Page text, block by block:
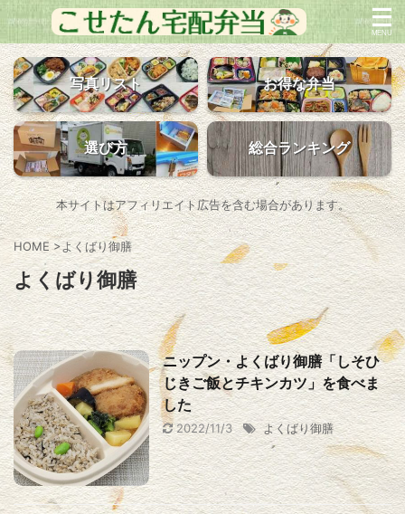
写真リスト お得な弁当
選び方 総合ランキング
本サイトはアフィリエイト広告を含む場合があります。
HOME>よくばり御膳
よくばり御膳
ニップン・よくばり御膳「しそひ
じきご飯とチキンカツ」を食べま
した
2022/11/3 よくばり御膳